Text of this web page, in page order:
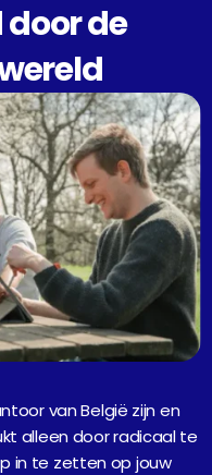
de
van België zijn en
alleen door radicaal te
in te zetten op jouw